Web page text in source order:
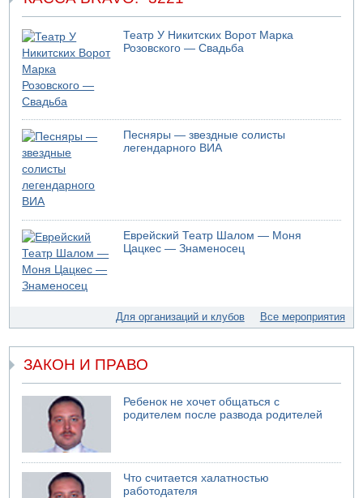
08.08.2026 14:43
Тело мужчины обнаружено сегодня на открытой
местности недалеко от Реховота
08.08.2026 11:02
Трое убитых в результате российской ракетной атаки по
Киеву
07.08.2026 20:43
Поножовщина в Тайбе: 3 мужчин серьезно ранены
07.08.2026 20:41
Ynet: "Хизбалла" запустила БПЛА со взрывчаткой по
силам ЦАХАЛ
07.08.2026 19:16
ДТП в Ашдоде: тяжело ранены двое маленьких детей
07.08.2026 19:14
Скончался водитель, врезавшийся в стену в
Иерусалиме
07.08.2026 17:57
коррупционных отношениях с Йоавом Элиаси
БАГАЦ отказался заморозить лишение налоговых льгот
для уклонистов-харедим
07.08.2026 17:48
В Иерусалиме водитель врезался в забор и серьезно
пострадал
Театр У Никитских Ворот Марка
Розовского — Свадьба
Песняры — звездные солисты
легендарного ВИА
Еврейский Театр Шалом — Моня
Цацкес — Знаменосец
Для организаций и клубов Все мероприятия
ЗАКОН И ПРАВО
Ребенок не хочет общаться с
родителем после развода родителей
Что считается халатностью
работодателя